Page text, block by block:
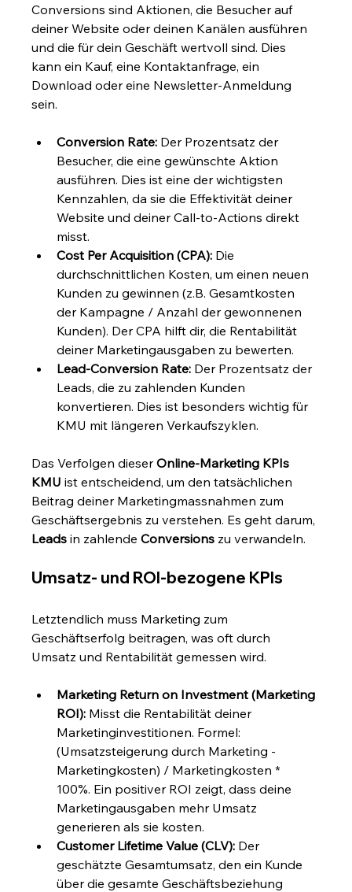
Conversions sind Aktionen, die Besucher auf
deiner Website oder deinen Kanälen ausführen
und die für dein Geschäft wertvoll sind. Dies
kann ein Kauf, eine Kontaktanfrage, ein
Download oder eine Newsletter-Anmeldung
sein.
Conversion Rate: Der Prozentsatz der
Besucher, die eine gewünschte Aktion
ausführen. Dies ist eine der wichtigsten
Kennzahlen, da sie die Effektivität deiner
Website und deiner Call-to-Actions direkt
misst.
Cost Per Acquisition (CPA): Die
durchschnittlichen Kosten, um einen neuen
Kunden zu gewinnen (z.B. Gesamtkosten
der Kampagne / Anzahl der gewonnenen
Kunden). Der CPA hilft dir, die Rentabilität
deiner Marketingausgaben zu bewerten.
Lead-Conversion Rate: Der Prozentsatz der
Leads, die zu zahlenden Kunden
konvertieren. Dies ist besonders wichtig für
KMU mit längeren Verkaufszyklen.
Das Verfolgen dieser Online-Marketing KPIs
KMU ist entscheidend, um den tatsächlichen
Beitrag deiner Marketingmassnahmen zum
Geschäftsergebnis zu verstehen. Es geht darum,
Leads in zahlende Conversions zu verwandeln.
Umsatz- und ROI-bezogene KPIs
Letztendlich muss Marketing zum
Geschäftserfolg beitragen, was oft durch
Umsatz und Rentabilität gemessen wird.
Marketing Return on Investment (Marketing
ROI): Misst die Rentabilität deiner
Marketinginvestitionen. Formel:
(Umsatzsteigerung durch Marketing -
Marketingkosten) / Marketingkosten *
100%. Ein positiver ROI zeigt, dass deine
Marketingausgaben mehr Umsatz
generieren als sie kosten.
Customer Lifetime Value (CLV): Der
geschätzte Gesamtumsatz, den ein Kunde
über die gesamte Geschäftsbeziehung